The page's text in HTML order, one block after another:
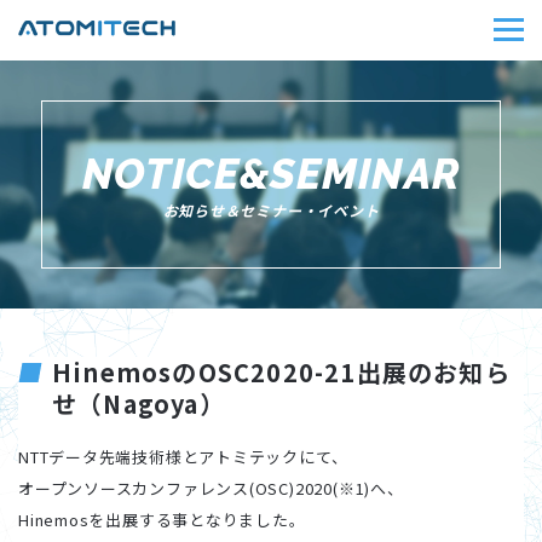
NOTICE&SEMINAR
お知らせ＆セミナー・イベント
HinemosのOSC2020-21出展のお知ら
せ（Nagoya）
NTTデータ先端技術様とアトミテックにて、
オープンソースカンファレンス(OSC)2020(※1)へ、
Hinemosを出展する事となりました。